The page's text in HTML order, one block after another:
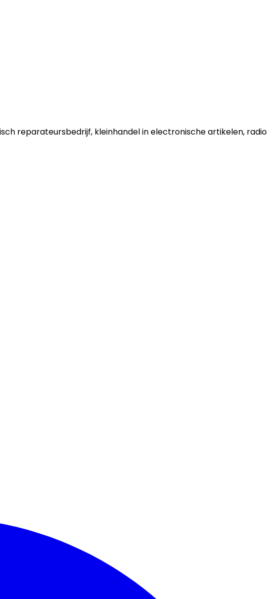
reparateursbedrijf, kleinhandel in electronische artikelen, radio